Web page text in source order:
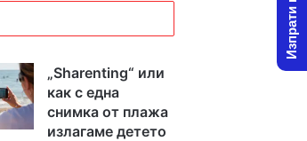
„Sharenting“ или
как с една
снимка от плажа
излагаме детето